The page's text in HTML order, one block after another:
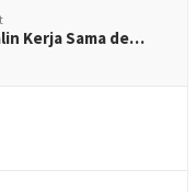
Kerja Sama de…